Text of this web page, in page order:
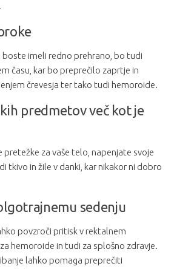
boste imeli redno prehrano, bo tudi
času, kar bo preprečilo zaprtje in
črevesja ter tako tudi hemoroide.
predmetov več kot je
za vaše telo, napenjate svoje
tkivo in žile v danki, kar nikakor ni dobro
sedenju
povzroči pritisk v rektalnem
hemoroide in tudi za splošno zdravje.
lahko pomaga preprečiti